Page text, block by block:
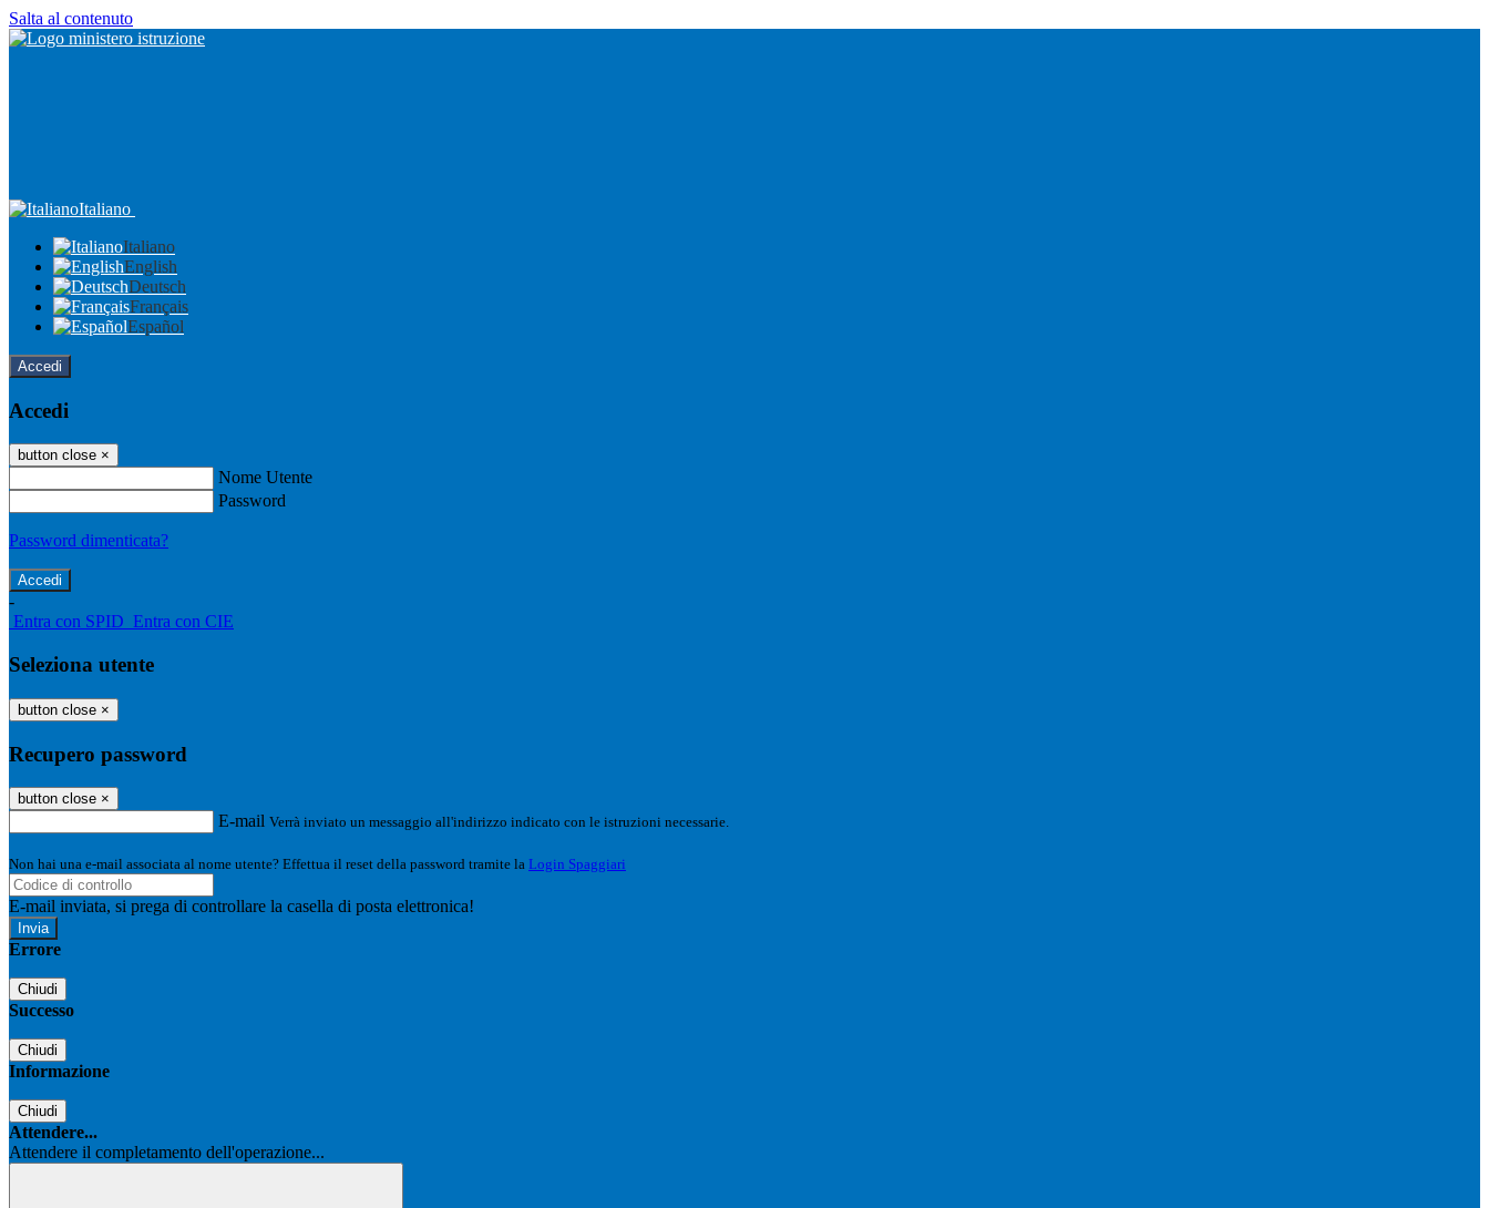
Salta al contenuto
Italiano
Italiano
English
Deutsch
Français
Español
Accedi
Accedi
button close ×
Nome Utente
Password
Password dimenticata?
-
Entra con SPID Entra con CIE
Seleziona utente
button close ×
Recupero password
button close ×
E-mail Verrà inviato un messaggio all'indirizzo indicato con le istruzioni necessarie.
Non hai una e-mail associata al nome utente? Effettua il reset della password tramite la Login Spaggiari
E-mail inviata, si prega di controllare la casella di posta elettronica!
Errore
Chiudi
Successo
Chiudi
Informazione
Chiudi
Attendere...
Attendere il completamento dell'operazione...